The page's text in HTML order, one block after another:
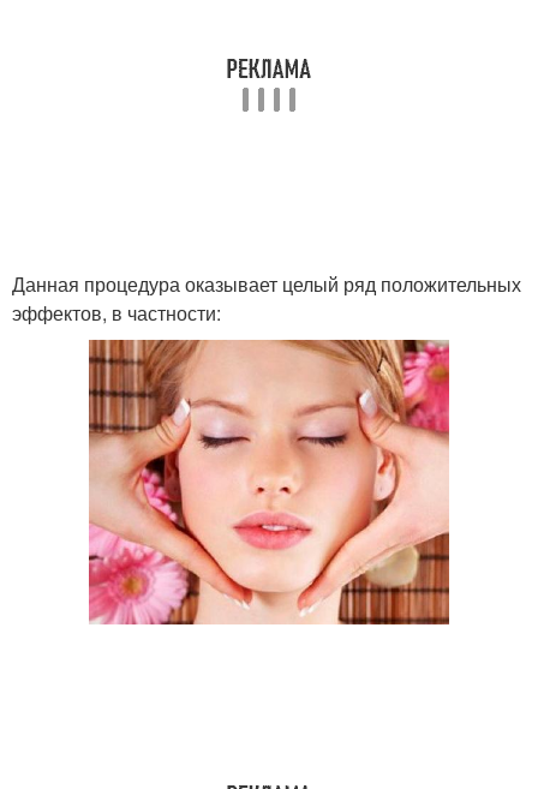
Данная процедура оказывает целый ряд положительных
эффектов, в частности: